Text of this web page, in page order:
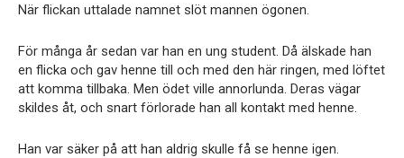
När flickan uttalade namnet slöt mannen ögonen.
För många år sedan var han en ung student. Då älskade han
en flicka och gav henne till och med den här ringen, med löftet
att komma tillbaka. Men ödet ville annorlunda. Deras vägar
skildes åt, och snart förlorade han all kontakt med henne.
Han var säker på att han aldrig skulle få se henne igen.